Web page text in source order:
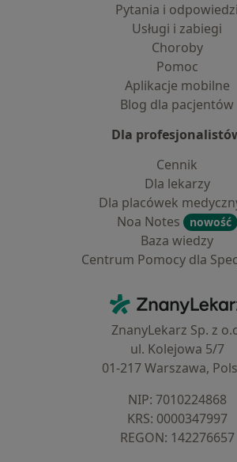
Pytania i odpowiedzi
Usługi i zabiegi
Choroby
Pomoc
Aplikacje mobilne
Blog dla pacjentów
Dla
Cennik
Dla lekarzy
Dla placówek
Noa Notes
nowość
Baza wiedzy
Centrum Pomocy dla
ZnanyLekarz
ZnanyLekarz Sp. z
ul. Kolejowa 5/7
01-217 Warszawa,
NIP: ⁠7010224868
KRS: ⁠0000347997
REGON: ⁠142276657